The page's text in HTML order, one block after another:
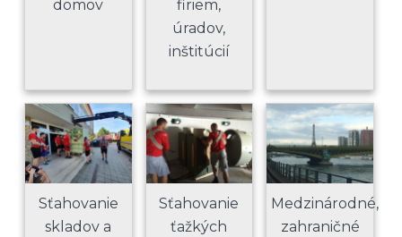
domov
firiem,
úradov,
inštitúcií
Sťahovanie
skladov a
Sťahovanie
ťažkých
Medzinárodné,
zahraničné